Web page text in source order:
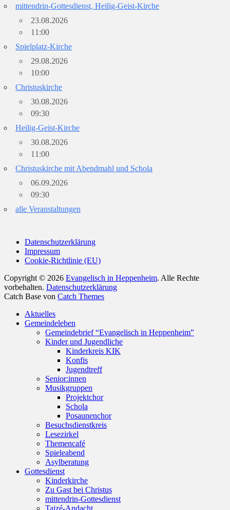
mittendrin-Gottesdienst, Heilig-Geist-Kirche
23.08.2026
11:00
Spielplatz-Kirche
29.08.2026
10:00
Christuskirche
30.08.2026
09:30
Heilig-Geist-Kirche
30.08.2026
11:00
Christuskirche mit Abendmahl und Schola
06.09.2026
09:30
alle Veranstaltungen
Datenschutzerklärung
Impressum
Cookie-Richtlinie (EU)
Copyright © 2026 Evangelisch in Heppenheim. Alle Rechte
vorbehalten. Datenschutzerklärung
Catch Base von Catch Themes
oben
scrollen
Aktuelles
Gemeindeleben
Gemeindebrief “Evangelisch in Heppenheim”
Kinder und Jugendliche
Kinderkreis KIK
Konfis
Jugendtreff
Senior:innen
Musikgruppen
Projektchor
Schola
Posaunenchor
Besuchsdienstkreis
Lesezirkel
Themencafé
Spieleabend
Asylberatung
Gottesdienst
Kinderkirche
Zu Gast bei Christus
mittendrin-Gottesdienst
Taizé-Andacht